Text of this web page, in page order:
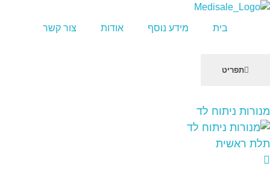
לֵב:
בְּאֲתָר
זֶה
מֻפְעֶלֶת
בית מידע נוסף אודות צור קשר
תפריט
מנורות ניתוח לד